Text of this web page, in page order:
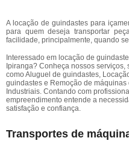
A locação de guindastes para
para quem deseja transportar
facilidade, principalmente, quando
Interessado em locação de
Ipiranga? Conheça nossos
como Aluguel de guindastes,
guindastes e Remoção de
Industriais. Contando com
empreendimento entende a
satisfação e confiança.
Transportes de